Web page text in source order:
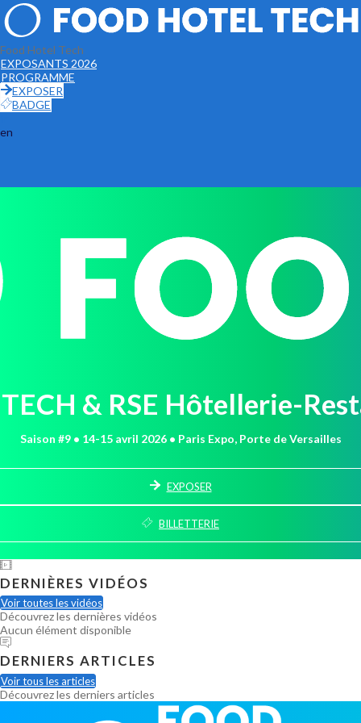
Food Hotel Tech
EXPOSANTS 2026
PROGRAMME
EXPOSER
BADGE
en
& RSE Hôtellerie-
Saison #9 • 14-15 avril 2026 • Paris Expo, Porte de Versailles
EXPOSER
BILLETTERIE
DERNIÈRES VIDÉOS
Voir toutes les vidéos
Découvrez les dernières vidéos
Aucun élément disponible
DERNIERS ARTICLES
Voir tous les articles
Découvrez les derniers articles